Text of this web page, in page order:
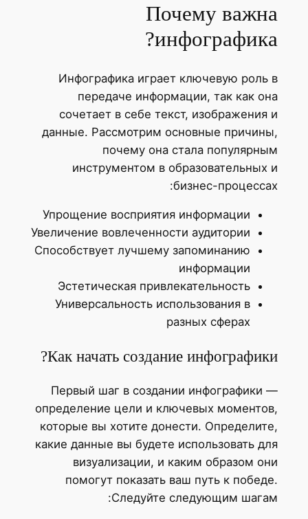
Почему важна
инфографика?
Инфографика играет ключевую роль в
передаче информации, так как она
сочетает в себе текст, изображения и
данные. Рассмотрим основные причины,
почему она стала популярным
инструментом в образовательных и
бизнес-процессах:
Упрощение восприятия информации
Увеличение вовлеченности аудитории
Способствует лучшему запоминанию
информации
Эстетическая привлекательность
Универсальность использования в
разных сферах
Как начать создание инфографики?
Первый шаг в создании инфографики —
определение цели и ключевых моментов,
которые вы хотите донести. Определите,
какие данные вы будете использовать для
визуализации, и каким образом они
помогут показать ваш путь к победе.
Следуйте следующим шагам: